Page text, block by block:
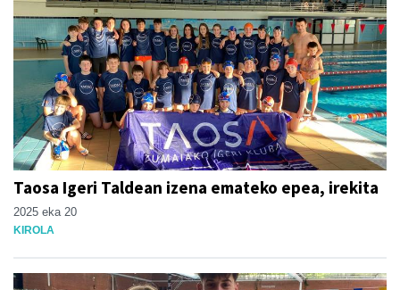
Taosa Igeri Taldean izena emateko epea, irekita
2025 eka 20
KIROLA